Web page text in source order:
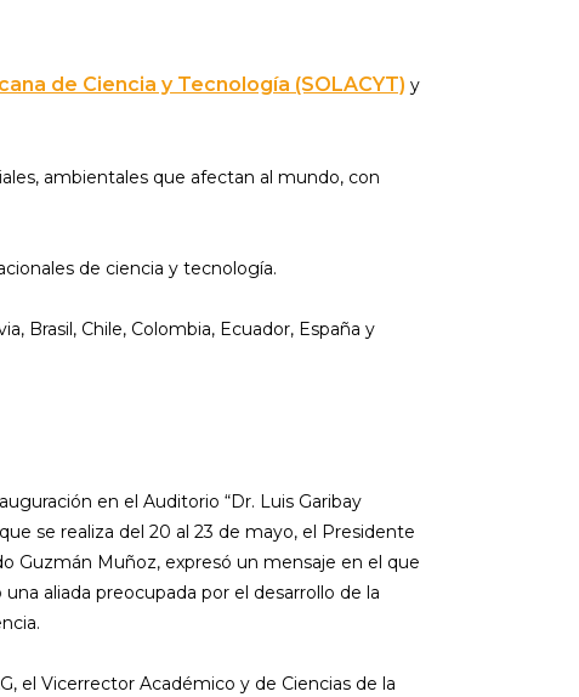
de Ciencia y Tecnología (SOLACYT) y
ambientales que afectan al mundo, con
de ciencia y tecnología.
Brasil, Chile, Colombia, Ecuador, España y
en el Auditorio “Dr. Luis Garibay
se realiza del 20 al 23 de mayo, el Presidente
Guzmán Muñoz, expresó un mensaje en el que
aliada preocupada por el desarrollo de la
el Vicerrector Académico y de Ciencias de la